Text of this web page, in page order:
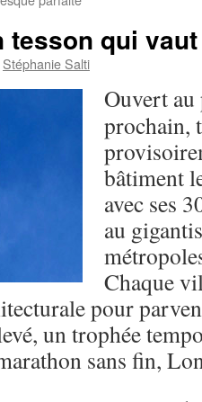
tesson qui vaut
Stéphanie Salti
Ouvert
prochain,
bâtiment
avec ses
au
Chaque
pour
un trophée
sans fin,